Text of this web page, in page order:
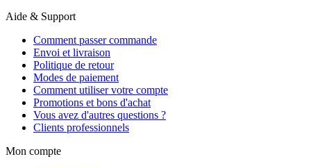
Aide & Support
Comment passer commande
Envoi et livraison
Politique de retour
Modes de paiement
Comment utiliser votre compte
Promotions et bons d'achat
Vous avez d'autres questions ?
Clients professionnels
Mon compte